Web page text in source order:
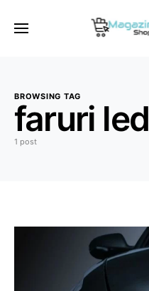
BROWSING TAG
faruri led
1 post